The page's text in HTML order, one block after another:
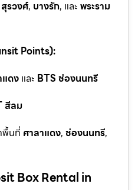
สุรวงศ์, บางรัก, และ พระราม
Points):
แดงและ BTS ช่องนนทรี
สีลม
พื้นที่ ศาลาแดง, ช่องนนทรี,
Box Rental in